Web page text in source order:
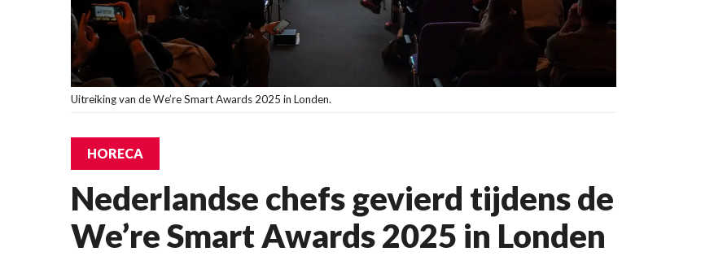
Uitreiking van de We’re Smart Awards 2025 in Londen.
HORECA
Nederlandse chefs gevierd tijdens de
We’re Smart Awards 2025 in Londen